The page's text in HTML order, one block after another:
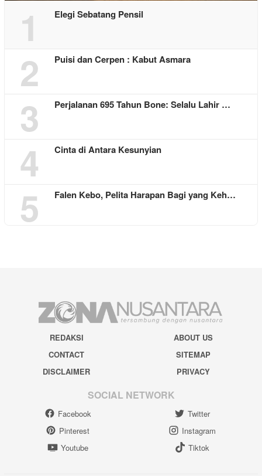
1 Elegi Sebatang Pensil
2 Puisi dan Cerpen : Kabut Asmara
3 Perjalanan 695 Tahun Bone: Selalu Lahir …
4 Cinta di Antara Kesunyian
5 Falen Kebo, Pelita Harapan Bagi yang Keh…
REDAKSI
ABOUT US
CONTACT
SITEMAP
DISCLAIMER
PRIVACY
SOCIAL NETWORK
Facebook
Twitter
Pinterest
Instagram
Youtube
Tiktok